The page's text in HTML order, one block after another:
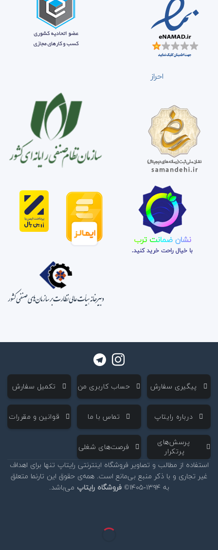
احراز
نشان ضمانت ترب
با خیال راحت خرید کنید.
‌ پیگیری سفارش ‌ حساب کاربری من ‌ تکمیل سفارش
‌ درباره رایتاپ ‌ تماس با ما ‌ قوانین و مقررات
‌ پرسش‌های
پرتکرار
‌ فرصت‌های شغلی
استفاده از مطالب و تصاویر فروشگاه اینترنتی رایتاپ تنها برای اهداف
غیر تجاری و با ذکر منبع بی‌مانع است. همه‌ی حقوق این تارنما متعلق
به ۱۳۹۴-۱۴۰۵©
فروشگاه رایتاپ می‌باشد.